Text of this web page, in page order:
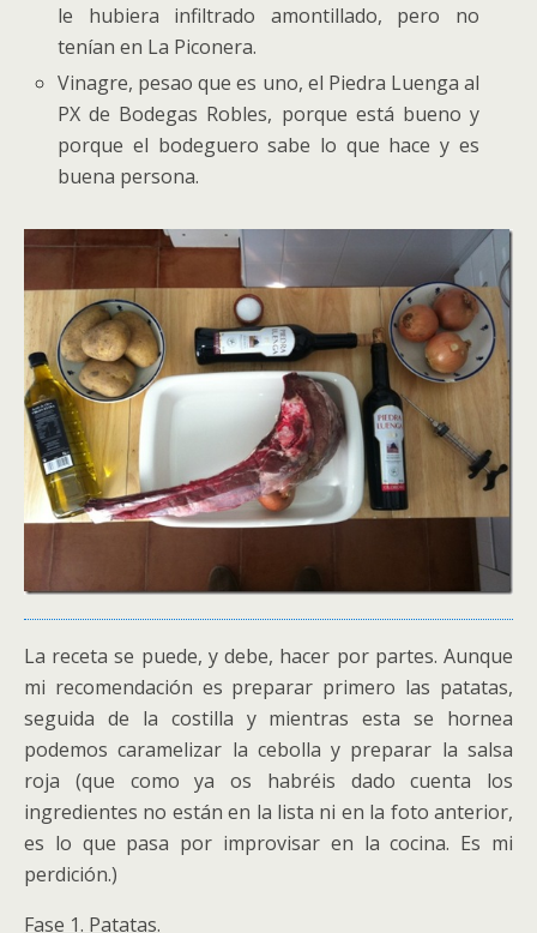
le hubiera infiltrado amontillado, pero no
tenían en La Piconera.
Vinagre, pesao que es uno, el Piedra Luenga al
PX de Bodegas Robles, porque está bueno y
porque el bodeguero sabe lo que hace y es
buena persona.
La receta se puede, y debe, hacer por partes. Aunque
mi recomendación es preparar primero las patatas,
seguida de la costilla y mientras esta se hornea
podemos caramelizar la cebolla y preparar la salsa
roja (que como ya os habréis dado cuenta los
ingredientes no están en la lista ni en la foto anterior,
es lo que pasa por improvisar en la cocina. Es mi
perdición.)
Fase 1. Patatas.